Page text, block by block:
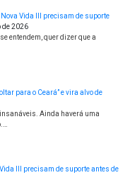
Vida III precisam de suporte
de 2026
entendem, quer dizer que a
para o Ceará” e vira alvo de
Ainda haverá uma
III precisam de suporte antes de